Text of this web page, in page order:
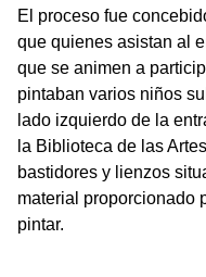
El proceso fue
que quienes asistan al
que se animen a
pintaban varios niños
lado izquierdo de la
la Biblioteca de las
bastidores y lienzos
material proporcionado
pintar.